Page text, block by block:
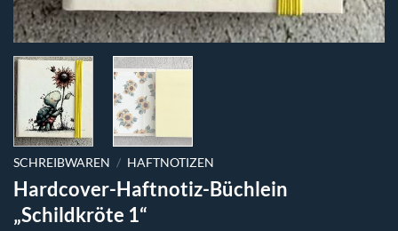
SCHREIBWAREN / HAFTNOTIZEN
Hardcover-Haftnotiz-Büchlein
„Schildkröte 1“